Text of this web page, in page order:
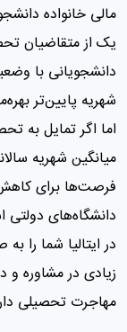
مالی خانواده
یک از متقاضیان
دانشجویانی با
شهریه پایین‌تر
اما اگر تمایل به
فرصت‌ها برای کاهش
دانشگاه‌های
در ایتالیا شما را
زیادی در مشاوره و
مهاجرت تحصیلی